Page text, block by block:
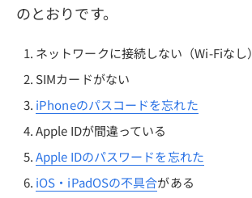
のとおりです。
ネットワークに接続しない（Wi-Fiなし）
SIMカードがない
iPhoneのパスコードを忘れた
Apple IDが間違っている
Apple IDのパスワードを忘れた
iOS・iPadOSの不具合がある